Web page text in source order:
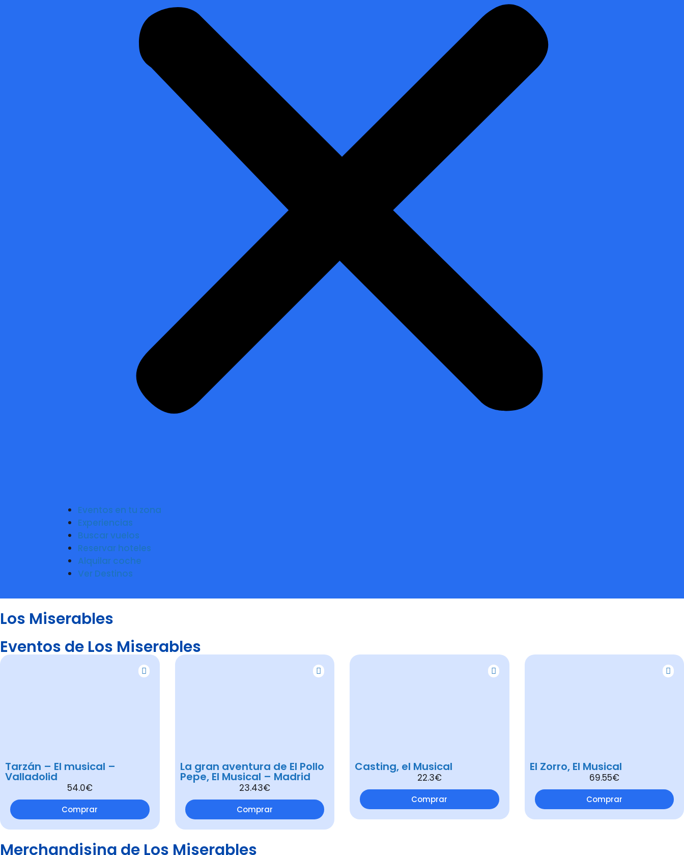
Eventos en tu zona
Experiencias
Buscar vuelos
Reservar hoteles
Alquilar coche
Ver Destinos
Los Miserables
Eventos de Los Miserables
Tarzán – El musical –
Valladolid
54.0€
Comprar
La gran aventura de El Pollo
Pepe, El Musical – Madrid
23.43€
Comprar
Casting, el Musical
22.3€
Comprar
El Zorro, El Musical
69.55€
Comprar
Merchandising de Los Miserables